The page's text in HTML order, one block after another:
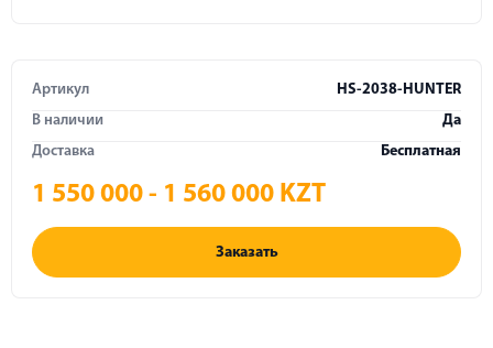
Артикул
HS-2038-HUNTER
В наличии
Да
Доставка
Бесплатная
1 550 000 - 1 560 000 KZT
Заказать